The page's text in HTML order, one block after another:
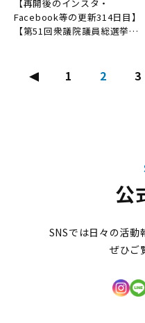
【再開後のインスタ・
Facebook等の更新314日目】
【第51回衆議院議員総選挙当
（月）は、...1 2 3
公
SNSでは日々の活動
ぜひご